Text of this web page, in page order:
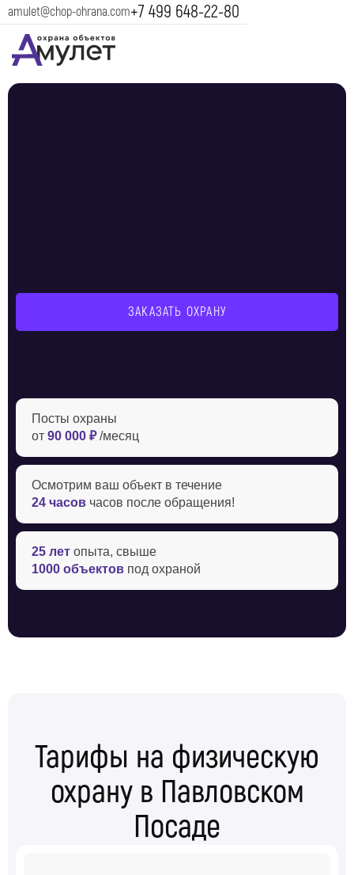
amulet@chop-ohrana.com+7 499 648-22-80
ЗАКАЗАТЬ ОХРАНУ
Посты охраны
от 90 000 ₽/месяц
Осмотрим ваш объект в течение ‍
24 часов часов после обращения!
25 лет опыта, свыше
1000 объектов под охраной
Тарифы на физическую
охрану в Павловском
Посаде